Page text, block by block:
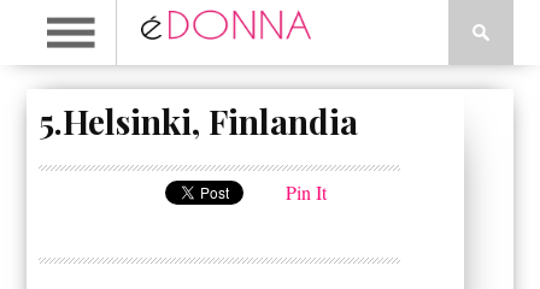
5.Helsinki, Finlandia
Pin It